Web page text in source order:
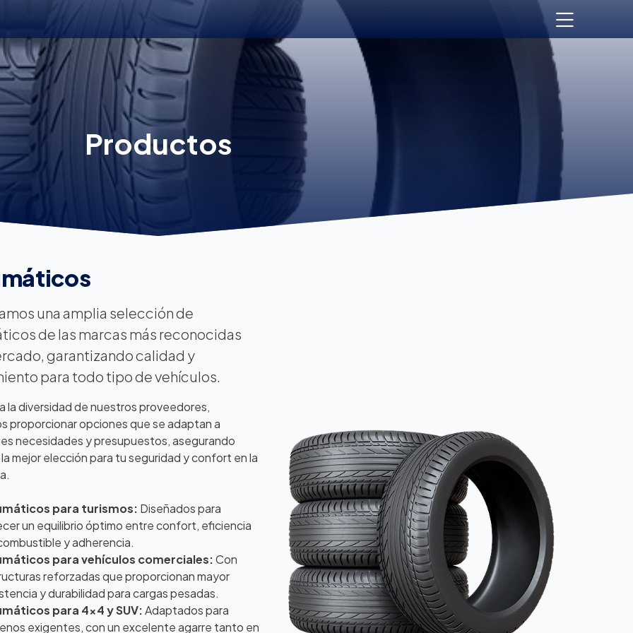
Productos
una amplia selección de
de las marcas más reconocidas
garantizando calidad y
para todo tipo de vehículos.
la diversidad de nuestros proveedores,
proporcionar opciones que se adaptan a
necesidades y presupuestos, asegurando
mejor elección para tu seguridad y confort en la
para turismos: Diseñados para
un equilibrio óptimo entre confort, eficiencia
y adherencia.
para vehículos comerciales:Con
reforzadas que proporcionan mayor
y durabilidad para cargas pesadas.
para 4×4 y SUV:Adaptados para
exigentes, con un excelente agarre tanto en